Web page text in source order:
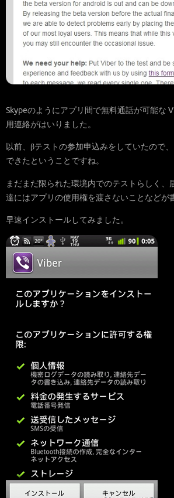
Skypeのようにアプリ間で無料通話が可能な
用連絡がはいりました。
以前、βテストの参加申込みをしていたので
できたということですね。
まだまだ限られた環境内でのテストらしく、
達にはアプリの使用権を渡さないことなどが
早速インストールしてみました。